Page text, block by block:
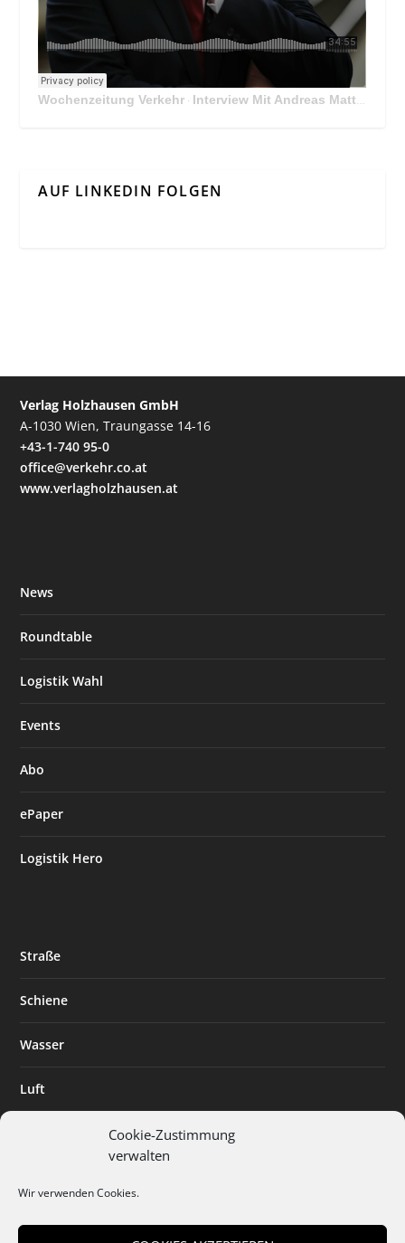
Cookie-Zustimmung
verwalten
Wir verwenden Cookies.
Wochenzeitung Verkehr · Interview Mit Andreas Matthä, CEO der ÖBB Holding
AUF LINKEDIN FOLGEN
Verlag Holzhausen GmbH
A-1030 Wien, Traungasse 14-16
+43-1-740 95-0
office@verkehr.co.at
www.verlagholzhausen.at
News
Roundtable
Logistik Wahl
Events
Abo
ePaper
Logistik Hero
Straße
Schiene
Wasser
Luft
Digitalisierung